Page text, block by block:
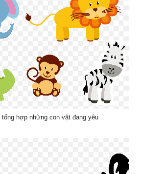
tổng hợp những con vật đang yêu